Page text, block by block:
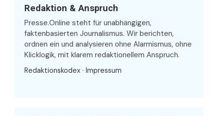
Redaktion & Anspruch
Presse.Online steht für unabhängigen,
faktenbasierten Journalismus. Wir berichten,
ordnen ein und analysieren ohne Alarmismus, ohne
Klicklogik, mit klarem redaktionellem Anspruch.
Redaktionskodex · Impressum